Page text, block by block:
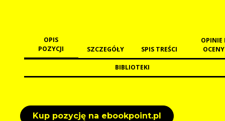
OPIS
POZYCJI
SZCZEGÓŁY SPIS TREŚCI
OPINIE
OCENY
BIBLIOTEKI
Kup pozycję na ebookpoint.pl